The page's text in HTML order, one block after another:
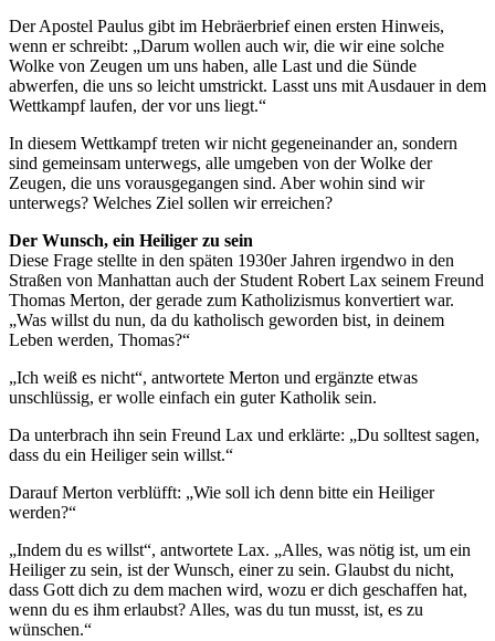
Der Apostel Paulus gibt im Hebräerbrief einen ersten Hinweis,
wenn er schreibt: „Darum wollen auch wir, die wir eine solche
Wolke von Zeugen um uns haben, alle Last und die Sünde
abwerfen, die uns so leicht umstrickt. Lasst uns mit Ausdauer in dem
Wettkampf laufen, der vor uns liegt.“
In diesem Wettkampf treten wir nicht gegeneinander an, sondern
sind gemeinsam unterwegs, alle umgeben von der Wolke der
Zeugen, die uns vorausgegangen sind. Aber wohin sind wir
unterwegs? Welches Ziel sollen wir erreichen?
Der Wunsch, ein Heiliger zu sein
Diese Frage stellte in den späten 1930er Jahren irgendwo in den
Straßen von Manhattan auch der Student Robert Lax seinem Freund
Thomas Merton, der gerade zum Katholizismus konvertiert war.
„Was willst du nun, da du katholisch geworden bist, in deinem
Leben werden, Thomas?“
„Ich weiß es nicht“, antwortete Merton und ergänzte etwas
unschlüssig, er wolle einfach ein guter Katholik sein.
Da unterbrach ihn sein Freund Lax und erklärte: „Du solltest sagen,
dass du ein Heiliger sein willst.“
Darauf Merton verblüfft: „Wie soll ich denn bitte ein Heiliger
werden?“
„Indem du es willst“, antwortete Lax. „Alles, was nötig ist, um ein
Heiliger zu sein, ist der Wunsch, einer zu sein. Glaubst du nicht,
dass Gott dich zu dem machen wird, wozu er dich geschaffen hat,
wenn du es ihm erlaubst? Alles, was du tun musst, ist, es zu
wünschen.“